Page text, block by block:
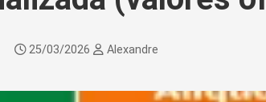
25/03/2026 Alexandre